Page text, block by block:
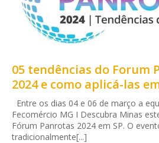
05 tendências do Forum
2024 e como aplicá-las
Entre os dias 04 e 06 de março a
Fecomércio MG I Descubra Minas
Fórum Panrotas 2024 em SP. O
tradicionalmente[...]